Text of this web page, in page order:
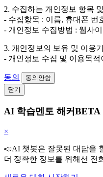
2. 수집하는 개인정보 항목
- 수집항목 : 이름, 휴대폰 번
- 개인정보 수집방법 : 웹사
3. 개인정보의 보유 및 이용
- 개인정보 수집 및 이용목적
동의
동의안함
닫기
AI 학습멘토 해커BETA
×
📣AI 챗봇은 잘못된 대답을
더 정확한 정보를 위해선 전